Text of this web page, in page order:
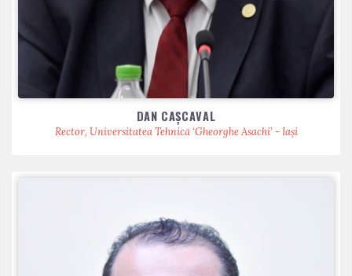
DAN CAȘCAVAL
Rector, Universitatea Tehnică ‘Gheorghe Asachi’ - Iași